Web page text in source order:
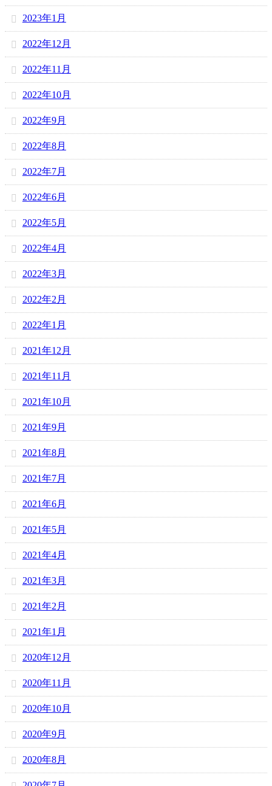
2023年1月
2022年12月
2022年11月
2022年10月
2022年9月
2022年8月
2022年7月
2022年6月
2022年5月
2022年4月
2022年3月
2022年2月
2022年1月
2021年12月
2021年11月
2021年10月
2021年9月
2021年8月
2021年7月
2021年6月
2021年5月
2021年4月
2021年3月
2021年2月
2021年1月
2020年12月
2020年11月
2020年10月
2020年9月
2020年8月